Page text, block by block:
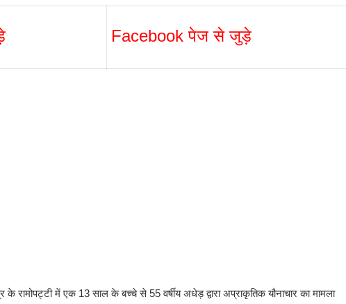
Facebook पेज से जुड़े
के रामोपट्टी में एक 13 साल के बच्चे से 55 वर्षीय अधेड़ द्वारा अप्राकृतिक यौनाचार का मामला